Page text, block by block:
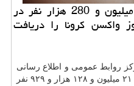
اپتیک: تا کنون بیش از 11 میلیون و 280 هزار نفر در
کرونا را دریافت
روابط عمومی و اطلاع رسانی
اعلام نمود: تا کنون ۲۱ میلیون و ۱۲۸ هزار و ۹۲۹ نفر